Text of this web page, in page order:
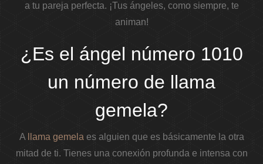
a tu pareja perfecta. ¡Tus ángeles, como siempre, te
animan!
¿Es el ángel número 1010
un número de llama
gemela?
Allama gemelaes alguien que es básicamente la otra
mitad de ti. Tienes una conexión profunda e intensa con